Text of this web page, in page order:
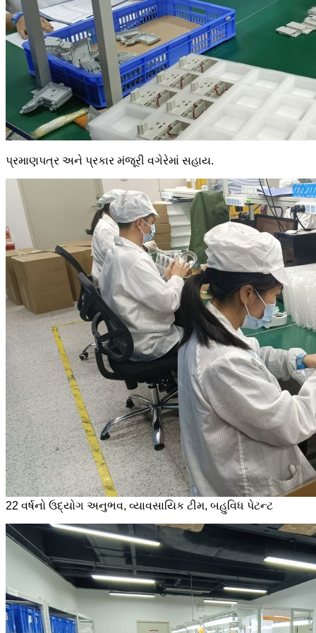
પ્રમાણપત્ર અને પ્રકાર મંજૂરી વગેરેમાં સહાય.
22 વર્ષનો ઉદ્યોગ અનુભવ, વ્યાવસાયિક ટીમ, બહુવિધ પેટન્ટ